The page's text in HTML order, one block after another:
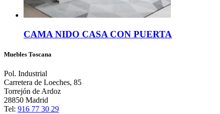
CAMA NIDO CASA CON PUERTA
Muebles Toscana
Pol. Industrial
Carretera de Loeches, 85
Torrejón de Ardoz
28850 Madrid
Tel: 916 77 30 29